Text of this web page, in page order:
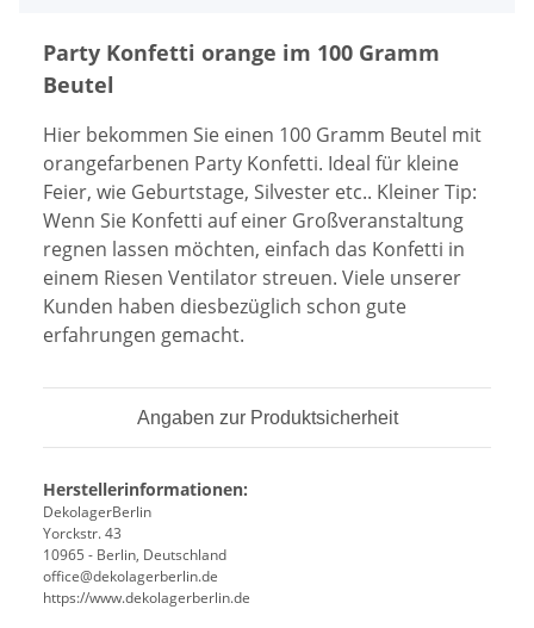
Party Konfetti orange im 100 Gramm
Beutel
Hier bekommen Sie einen 100 Gramm Beutel mit
orangefarbenen Party Konfetti. Ideal für kleine
Feier, wie Geburtstage, Silvester etc.. Kleiner Tip:
Wenn Sie Konfetti auf einer Großveranstaltung
regnen lassen möchten, einfach das Konfetti in
einem Riesen Ventilator streuen. Viele unserer
Kunden haben diesbezüglich schon gute
erfahrungen gemacht.
Angaben zur Produktsicherheit
Herstellerinformationen:
DekolagerBerlin
Yorckstr. 43
10965 - Berlin, Deutschland
office@dekolagerberlin.de
https://www.dekolagerberlin.de